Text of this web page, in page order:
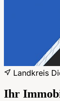
Landkreis
Ihr